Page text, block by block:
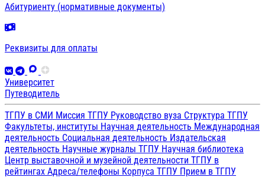
Абитуриенту (нормативные документы)
Реквизиты для оплаты
Университет
Путеводитель
ТГПУ в СМИ Миссия ТГПУ Руководство вуза Структура ТГПУ
Факультеты, институты Научная деятельность Международная
деятельность Социальная деятельность Издательская
деятельность Научные журналы ТГПУ Научная библиотека
Центр выставочной и музейной деятельности ТГПУ в
рейтингах Адреса/телефоны Корпуса ТГПУ Прием в ТГПУ